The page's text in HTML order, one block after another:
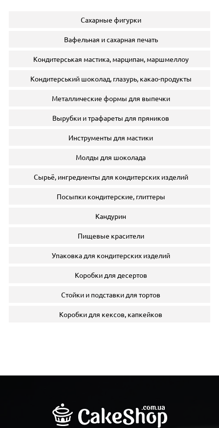
Сахарные фигурки
Вафельная и сахарная печать
Кондитерськая мастика, марципан, маршмеллоу
Кондитерський шоколад, глазурь, какао-продукты
Металлические формы для выпечки
Вырубки и трафареты для пряников
Инструменты для мастики
Молды для шоколада
Сырьё, ингредиенты для кондитерских изделий
Посыпки кондитерские, глиттеры
Кандурин
Пищевые красители
Упаковка для кондитерских изделий
Коробки для десертов
Стойки и подставки для тортов
Коробки для кексов, капкейков